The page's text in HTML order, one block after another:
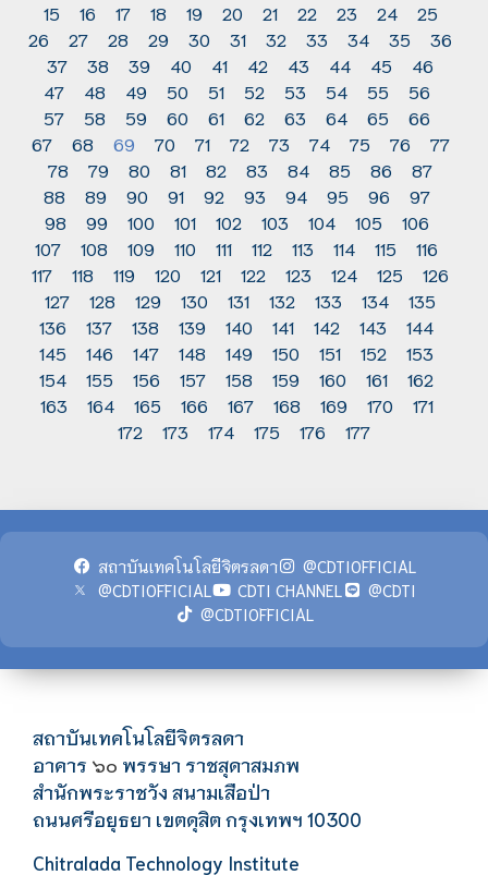
15
16 17 18 19 20 21 22 23 24
25
26
27 28 29 30 31 32 33 34 35
36
37
38 39 40 41 42 43 44 45
46
47
48 49 50 51 52 53 54 55
56
57
58 59 60 61 62 63 64 65
66
67
68 69 70 71 72 73 74 75 76
77
78
79 80 81 82 83 84 85 86
87
88
89 90 91 92 93 94 95 96
97
98
99 100 101 102 103 104 105
106
107
108 109 110 111 112 113 114 115
116
117
118 119 120 121 122 123 124 125
126
127
128 129 130 131 132 133 134
135
136
137 138 139 140 141 142 143
144
145
146 147 148 149 150 151 152
153
154
155 156 157 158 159 160 161
162
163
164 165 166 167 168 169 170
171
172
173 174 175 176 177
สถาบันเทคโนโลยีจิตรลดา
@CDTIOFFICIAL
@CDTIOFFICIAL
CDTI CHANNEL
@CDTI
@CDTIOFFICIAL
สถาบันเทคโนโลยีจิตรลดา
อาคาร ๖๐ พรรษา ราชสุดาสมภพ
สำนักพระราชวัง สนามเสือป่า
ถนนศรีอยุธยา เขตดุสิต กรุงเทพฯ 10300
Chitralada Technology Institute